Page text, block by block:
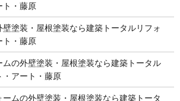
ト・藤原
塗装・屋根塗装なら建築トータルリフォ
ト・藤原
ムの外壁塗装・屋根塗装なら建築トータル
・アート・藤原
ムの外壁塗装・屋根塗装なら建築トータ